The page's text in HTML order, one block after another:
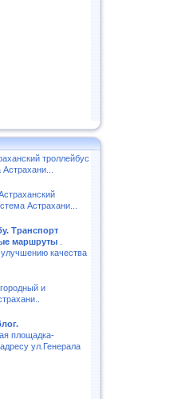
троллейбус
Астрахани...
Транспорт
маршруты
качества
и
площадка-
ул.Генерала